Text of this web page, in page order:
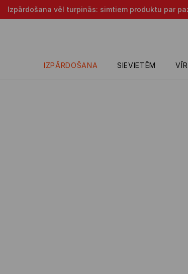
Izpārdošana vēl turpinās: simtiem produktu par
IZPĀRDOŠANA SIEVIETĒM